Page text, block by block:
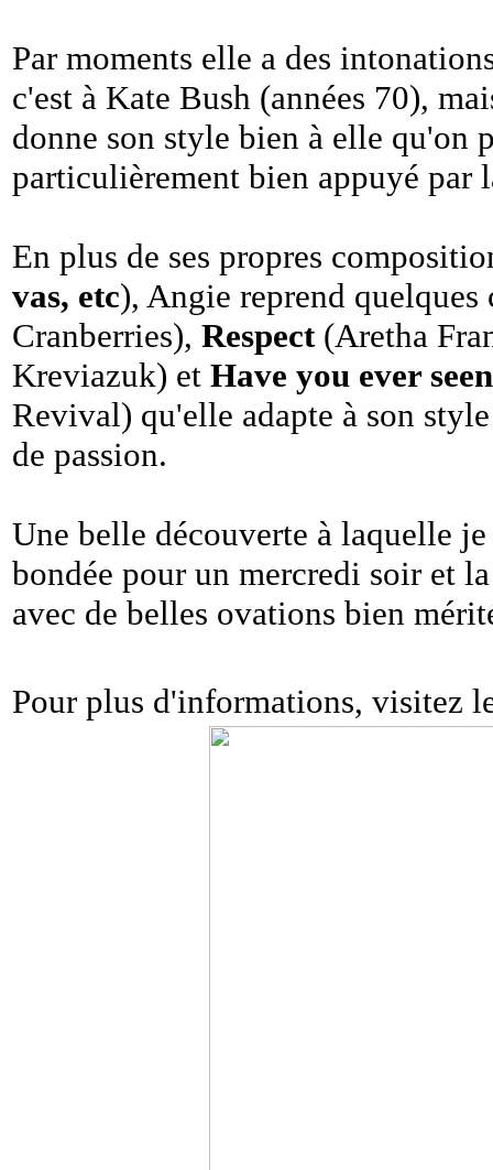
Par moments elle a des
c'est à Kate Bush (années 70),
donne son style bien à elle qu'on
particulièrement bien appuyé par
En plus de ses propres
vas, etc), Angie reprend
Cranberries), Respect(Aretha
Kreviazuk) et Have you ever
Revival) qu'elle adapte à son
de passion.
Une belle découverte à laquelle
bondée pour un mercredi soir et
avec de belles ovations bien
Pour plus d'informations, visitez